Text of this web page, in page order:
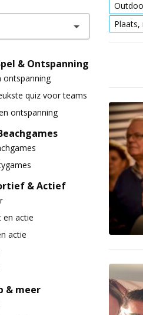
& Ontspanning
ontspanning
quiz voor teams
ontspanning
& Actief
actie
actie
& meer
Plaats,